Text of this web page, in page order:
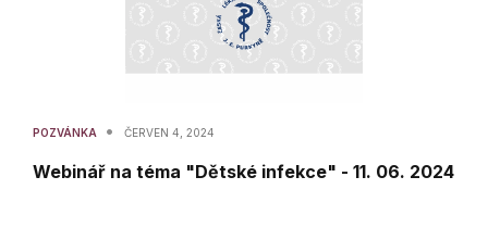
POZVÁNKA • ČERVEN 4, 2024
Webinář na téma "Dětské infekce" - 11. 06. 2024